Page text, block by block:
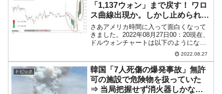
「1,137ウォン」まで戻す！ ワロ
ス曲線出現か。しかし止められな
い
さあアメリカ時間に入って面白くなって
きました。2022年08月27日00：20現在、
ドルウォンチャートは以下のようになっ
ています（チャートは『Investing.com』
より引用：以下同）。スゴい下ヒゲが出
ています。一時「1ドル＝1,327...
2022.08.27
トピック
韓国「7人死傷の爆発事故」無許
可の施設で危険物を扱っていた
⇒ 当局把握せず消火器しかなく